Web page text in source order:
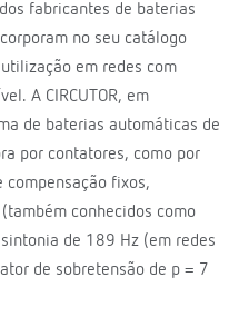
fabricantes de baterias
no seu catálogo
em redes com
A CIRCUTOR, em
de baterias automáticas de
por contatores, como por
compensação fixos,
conhecidos como
de 189 Hz (em redes
de sobretensão de p = 7